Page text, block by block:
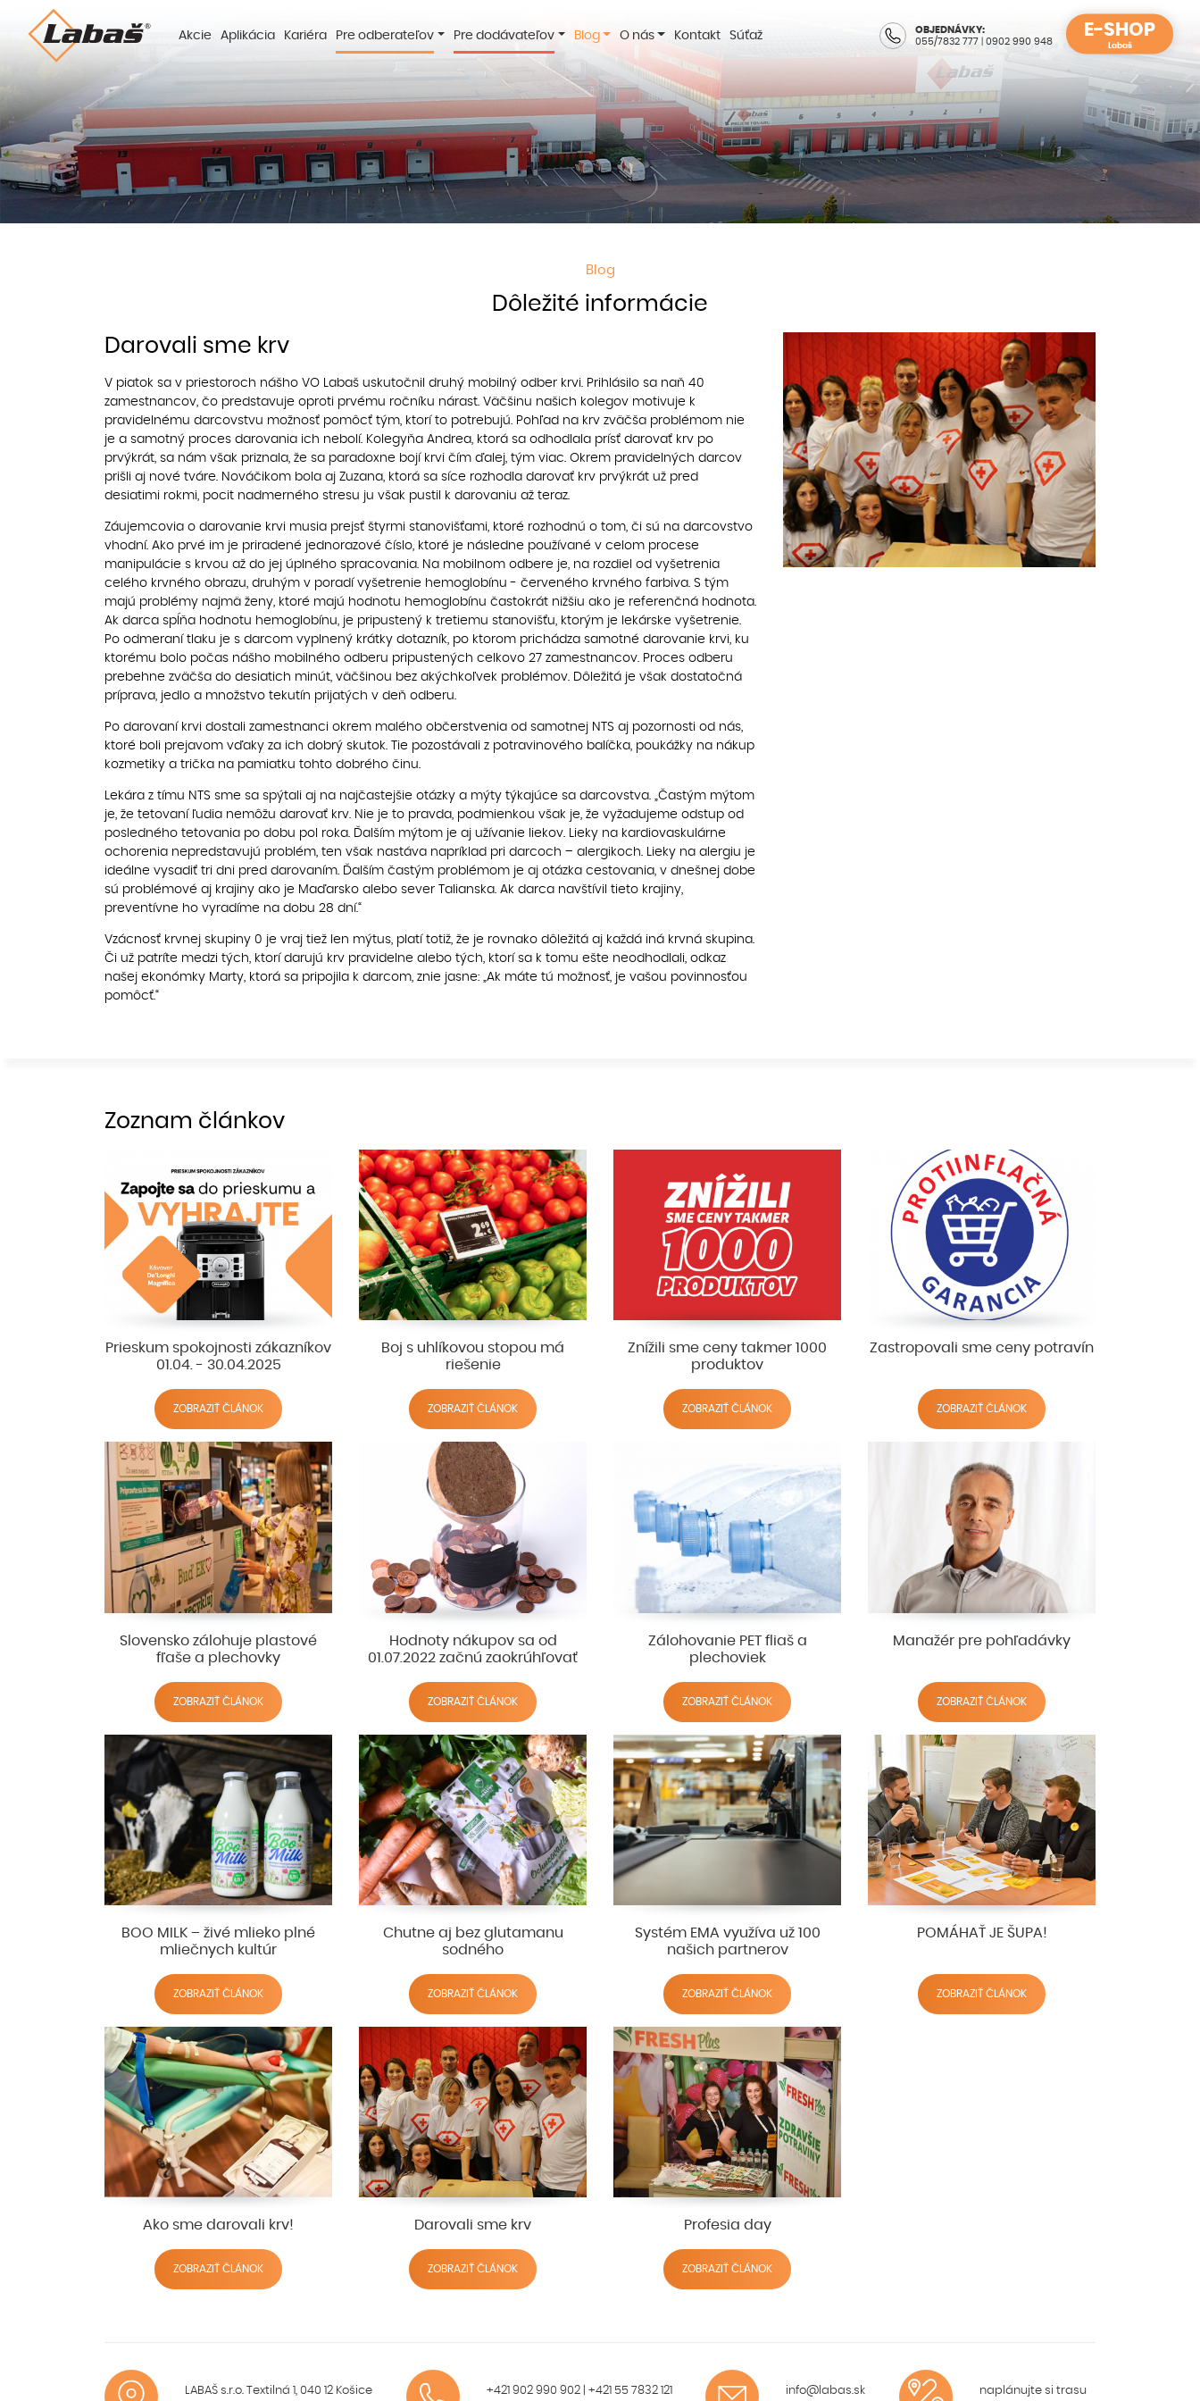
Akcie Aplikácia Kariéra Pre odberateľov Pre dodávateľov Blog O nás Kontakt Súťaž
OBJEDNÁVKY:
055/7832 777
0902 990 948
E-SHOP
Labaš
Blog
Dôležité informácie
Darovali sme krv
V piatok sa v priestoroch nášho VO Labaš uskutočnil druhý mobilný odber krvi. Prihlásilo sa naň 40
zamestnancov, čo predstavuje oproti prvému ročníku nárast. Väčšinu našich kolegov motivuje k
pravidelnému darcovstvu možnosť pomôcť tým, ktorí to potrebujú. Pohľad na krv zväčša problémom nie
je a samotný proces darovania ich nebolí. Kolegyňa Andrea, ktorá sa odhodlala prísť darovať krv po
prvýkrát, sa nám však priznala, že sa paradoxne bojí krvi čím ďalej, tým viac. Okrem pravidelných darcov
prišli aj nové tváre. Nováčikom bola aj Zuzana, ktorá sa síce rozhodla darovať krv prvýkrát už pred
desiatimi rokmi, pocit nadmerného stresu ju však pustil k darovaniu až teraz.
Záujemcovia o darovanie krvi musia prejsť štyrmi stanovišťami, ktoré rozhodnú o tom, či sú na darcovstvo
vhodní. Ako prvé im je priradené jednorazové číslo, ktoré je následne používané v celom procese
manipulácie s krvou až do jej úplného spracovania. Na mobilnom odbere je, na rozdiel od vyšetrenia
celého krvného obrazu, druhým v poradí vyšetrenie hemoglobínu - červeného krvného farbiva. S tým
majú problémy najmä ženy, ktoré majú hodnotu hemoglobínu častokrát nižšiu ako je referenčná hodnota.
Ak darca spĺňa hodnotu hemoglobínu, je pripustený k tretiemu stanovišťu, ktorým je lekárske vyšetrenie.
Po odmeraní tlaku je s darcom vyplnený krátky dotazník, po ktorom prichádza samotné darovanie krvi, ku
ktorému bolo počas nášho mobilného odberu pripustených celkovo 27 zamestnancov. Proces odberu
prebehne zväčša do desiatich minút, väčšinou bez akýchkoľvek problémov. Dôležitá je však dostatočná
príprava, jedlo a množstvo tekutín prijatých v deň odberu.
Po darovaní krvi dostali zamestnanci okrem malého občerstvenia od samotnej NTS aj pozornosti od nás,
ktoré boli prejavom vďaky za ich dobrý skutok. Tie pozostávali z potravinového balíčka, poukážky na nákup
kozmetiky a trička na pamiatku tohto dobrého činu.
Lekára z tímu NTS sme sa spýtali aj na najčastejšie otázky a mýty týkajúce sa darcovstva. „Častým mýtom
je, že tetovaní ľudia nemôžu darovať krv. Nie je to pravda, podmienkou však je, že vyžadujeme odstup od
posledného tetovania po dobu pol roka. Ďalším mýtom je aj užívanie liekov. Lieky na kardiovaskulárne
ochorenia nepredstavujú problém, ten však nastáva napríklad pri darcoch – alergikoch. Lieky na alergiu je
ideálne vysadiť tri dni pred darovaním. Ďalším častým problémom je aj otázka cestovania, v dnešnej dobe
sú problémové aj krajiny ako je Maďarsko alebo sever Talianska. Ak darca navštívil tieto krajiny,
preventívne ho vyradíme na dobu 28 dní.“
Vzácnosť krvnej skupiny 0 je vraj tiež len mýtus, platí totiž, že je rovnako dôležitá aj každá iná krvná skupina.
Či už patríte medzi tých, ktorí darujú krv pravidelne alebo tých, ktorí sa k tomu ešte neodhodlali, odkaz
našej ekonómky Marty, ktorá sa pripojila k darcom, znie jasne: „Ak máte tú možnosť, je vašou povinnosťou
pomôcť.“
Zoznam článkov
Prieskum spokojnosti zákazníkov
01.04. - 30.04.2025
ZOBRAZIŤ ČLÁNOK
Boj s uhlíkovou stopou má
riešenie
ZOBRAZIŤ ČLÁNOK
Znížili sme ceny takmer 1000
produktov
ZOBRAZIŤ ČLÁNOK
Zastropovali sme ceny potravín
ZOBRAZIŤ ČLÁNOK
Slovensko zálohuje plastové
fľaše a plechovky
ZOBRAZIŤ ČLÁNOK
Hodnoty nákupov sa od
01.07.2022 začnú zaokrúhľovať
ZOBRAZIŤ ČLÁNOK
Zálohovanie PET fliaš a
plechoviek
ZOBRAZIŤ ČLÁNOK
Manažér pre pohľadávky
ZOBRAZIŤ ČLÁNOK
BOO MILK – živé mlieko plné
mliečnych kultúr
ZOBRAZIŤ ČLÁNOK
Chutne aj bez glutamanu
sodného
ZOBRAZIŤ ČLÁNOK
Systém EMA využíva už 100
našich partnerov
ZOBRAZIŤ ČLÁNOK
POMÁHAŤ JE ŠUPA!
ZOBRAZIŤ ČLÁNOK
Ako sme darovali krv!
ZOBRAZIŤ ČLÁNOK
Darovali sme krv
ZOBRAZIŤ ČLÁNOK
Profesia day
ZOBRAZIŤ ČLÁNOK
LABAŠ s.r.o. Textilná 1, 040 12 Košice +421 902 990 902| +421 55 7832 121 info@labas.sk naplánujte si trasu